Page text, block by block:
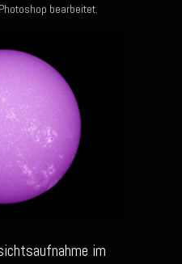
bearbeitet.
im